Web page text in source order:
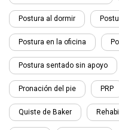
Postura al dormir
Postura en la oficina
Postura sentado sin apoyo
Pronación del pie PRP
Quiste de Baker